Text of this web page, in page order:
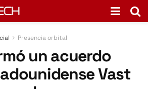
Presencia orbital
un acuerdo
Vast